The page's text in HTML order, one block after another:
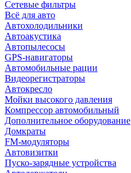
Сетевые фильтры
Всё для авто
Автохолодильники
Автоакустика
Автопылесосы
GPS-навигаторы
Автомобильные рации
Видеорегистраторы
Автокресло
Мойки высокого давления
Компрессор автомобильный
Дополнительное оборудование
Домкраты
FM-модуляторы
Автовизитки
Пуско-зарядные устройства